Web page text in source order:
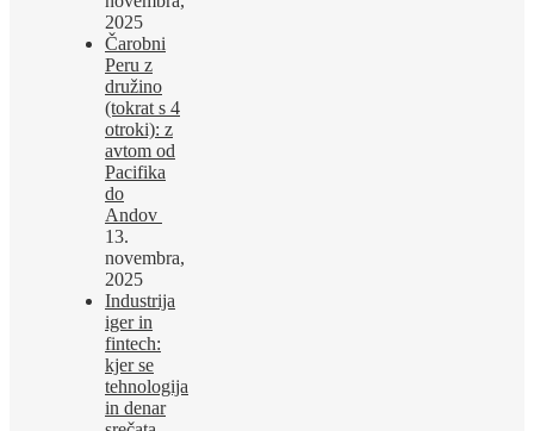
2025
Čarobni
Peru z
družino
(tokrat s 4
otroki): z
avtom od
Pacifika
do
Andov
13.
novembra,
2025
Industrija
iger in
fintech:
kjer se
tehnologija
in denar